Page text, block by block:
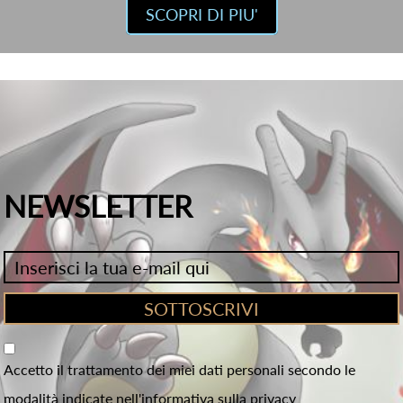
SCOPRI DI PIU'
NEWSLETTER
Accetto il trattamento dei miei dati personali secondo le
modalità indicate nell'informativa sulla privacy